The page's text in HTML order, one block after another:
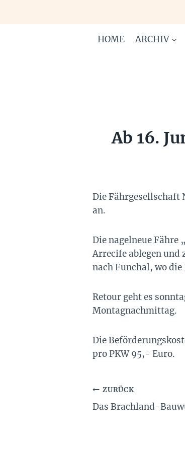
HOME ARCHIV
Ab 16.
Die Fährgesellschaft
an.
Die nagelneue Fähre
Arrecife ablegen und
nach Funchal, wo
Retour geht es
Montagnachmittag.
Die
pro PKW 95,- Euro.
ZURÜCK
Das Brachland-